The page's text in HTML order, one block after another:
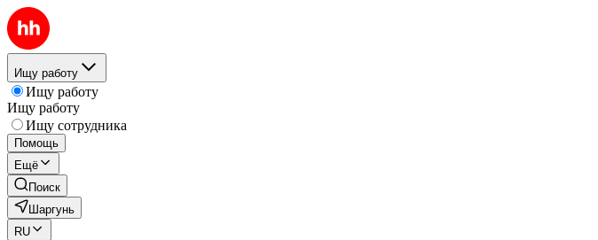
Ищу работу
Ищу работу
Ищу работу
Ищу сотрудника
Помощь
Ещё
Поиск
Шаргунь
RU